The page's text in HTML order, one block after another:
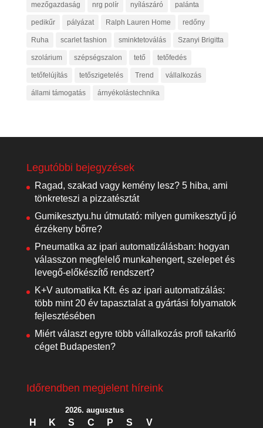
mezőgazdaság nrg polír nyílászáró palánta
pedikűr pályázat Ralph Lauren Home redőny
Ruha scarlet fashion sminktetoválás Szanyi Brigitta
szolárium szépségszalon tető tetőfedés
tetőfelújítás tetőszigetelés Trend vállalkozás
állami támogatás árnyékolástechnika
Legutóbbi bejegyzések
Ragad, szakad vagy kemény lesz? 5 hiba, ami
tönkreteszi a pizzatésztát
Gumikesztyu.hu útmutató: milyen gumikesztyű jó
érzékeny bőrre?
Pneumatika az ipari automatizálásban: hogyan
válasszon megfelelő munkahengert, szelepet és
levegő-előkészítő rendszert?
K+V automatika Kft. és az ipari automatizálás:
több mint 20 év tapasztalat a gyártási folyamatok
fejlesztésében
Miért választ egyre több vállalkozás profi takarító
céget Budapesten?
Időrendben megjelent híreink
2026. augusztus
H K S C P S
V